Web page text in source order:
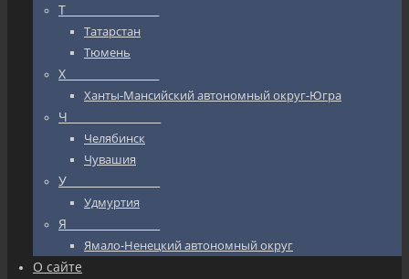
Т_________________
Татарстан
Тюмень
Х_________________
Ханты-Мансийский автономный округ-Югра
Ч_________________
Челябинск
Чувашия
У_________________
Удмуртия
Я_________________
Ямало-Ненецкий автономный округ
О сайте